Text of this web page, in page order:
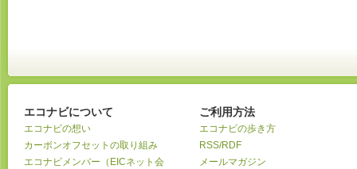
エコナビについて
エコナビの想い
カーボンオフセットの取り組み
エコナビメンバー（EICネット会
ご利用方法
エコナビの歩き方
RSS/RDF
メールマガジン